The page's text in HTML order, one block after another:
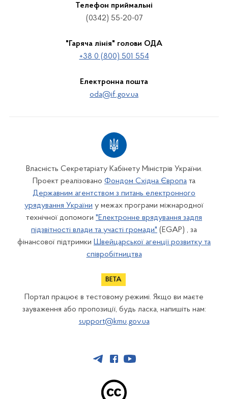
Телефон приймальні
(0342) 55-20-07
"Гаряча лінія" голови ОДА
+38 0 (800) 501 554
Електронна пошта
oda@if.gov.ua
Власність Секретаріату Кабінету Міністрів України.
Проект реалізовано Фондом Східна Європа та
Державним агентством з питань електронного
урядування України у межах програми міжнародної
технічної допомоги "Електронне врядування задля
підзвітності влади та участі громади" (EGAP) , за
фінансової підтримки Швейцарської агенції розвитку та
співробітництва
Портал працює в тестовому режимі. Якщо ви маєте
зауваження або пропозиції, будь ласка, напишіть нам:
support@kmu.gov.ua